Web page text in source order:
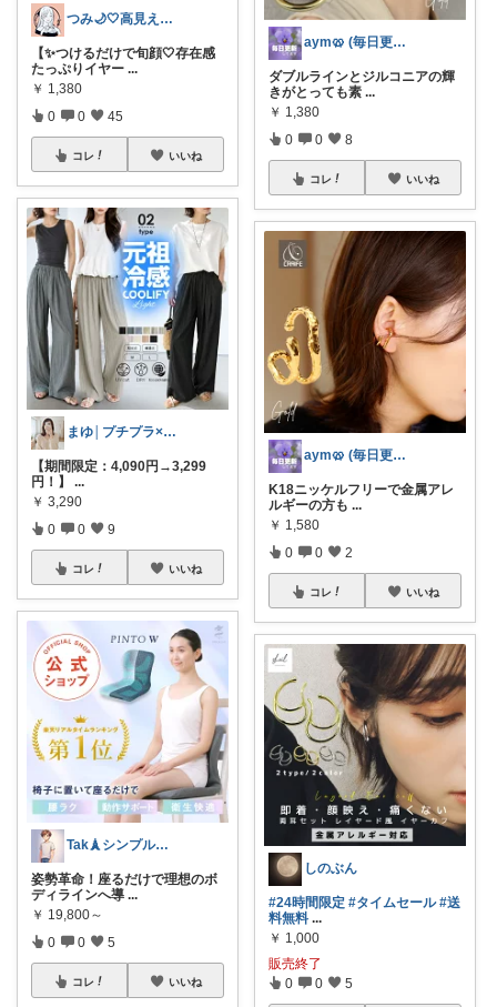
つみ🌙🤍高見えアクセ&ファッション
【✨つけるだけで旬顔🤍存在感
たっぷりイヤー ...
￥ 1,380
0 0 45
コレ いいね
まゆ│プチプラ×ご褒美スイーツ
【期間限定：4,090円→3,299
円！】
...
￥ 3,290
0 0 9
コレ いいね
Tak🗼シンプルで健康的な暮らし
姿勢革命！座るだけで理想のボ
ディラインへ導 ...
￥ 19,800～
0 0 5
コレ いいね
aym🥨 (毎日更新してます🙌)
ダブルラインとジルコニアの輝
きがとっても素 ...
￥ 1,380
0 0 8
コレ いいね
aym🥨 (毎日更新してます🙌)
K18ニッケルフリーで金属アレ
ルギーの方も ...
￥ 1,580
0 0 2
コレ いいね
しのぶん
#24時間限定 #タイムセール #送
料無料 ...
￥ 1,000
販売終了
0 0 5